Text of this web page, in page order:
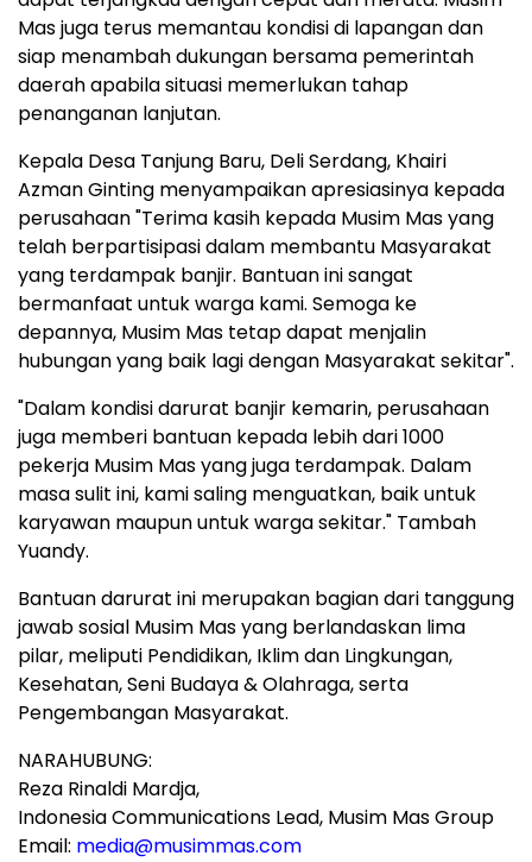
Mas juga terus memantau kondisi di lapangan dan
siap menambah dukungan bersama pemerintah
daerah apabila situasi memerlukan tahap
penanganan lanjutan.
Kepala Desa Tanjung Baru, Deli Serdang, Khairi
Azman Ginting menyampaikan apresiasinya kepada
perusahaan "Terima kasih kepada Musim Mas yang
telah berpartisipasi dalam membantu Masyarakat
yang terdampak banjir. Bantuan ini sangat
bermanfaat untuk warga kami. Semoga ke
depannya, Musim Mas tetap dapat menjalin
hubungan yang baik lagi dengan Masyarakat sekitar".
"Dalam kondisi darurat banjir kemarin, perusahaan
juga memberi bantuan kepada lebih dari 1000
pekerja Musim Mas yang juga terdampak. Dalam
masa sulit ini, kami saling menguatkan, baik untuk
karyawan maupun untuk warga sekitar." Tambah
Yuandy.
Bantuan darurat ini merupakan bagian dari tanggung
jawab sosial Musim Mas yang berlandaskan lima
pilar, meliputi Pendidikan, Iklim dan Lingkungan,
Kesehatan,Seni Budaya& Olahraga, serta
Pengembangan Masyarakat.
NARAHUBUNG:
Reza Rinaldi Mardja,
Indonesia Communications Lead, Musim Mas Group
Email: media@musimmas.com